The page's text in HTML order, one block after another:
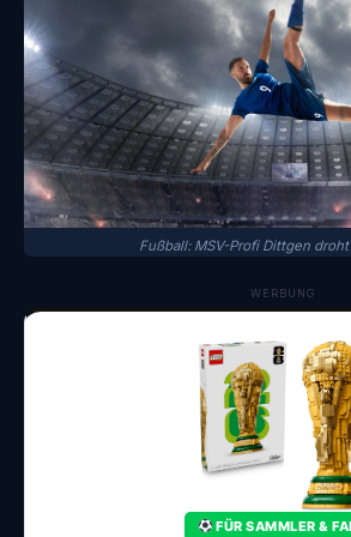
Fußball: MSV-Profi Dittgen
WERBUNG
FÜR SAMMLER &